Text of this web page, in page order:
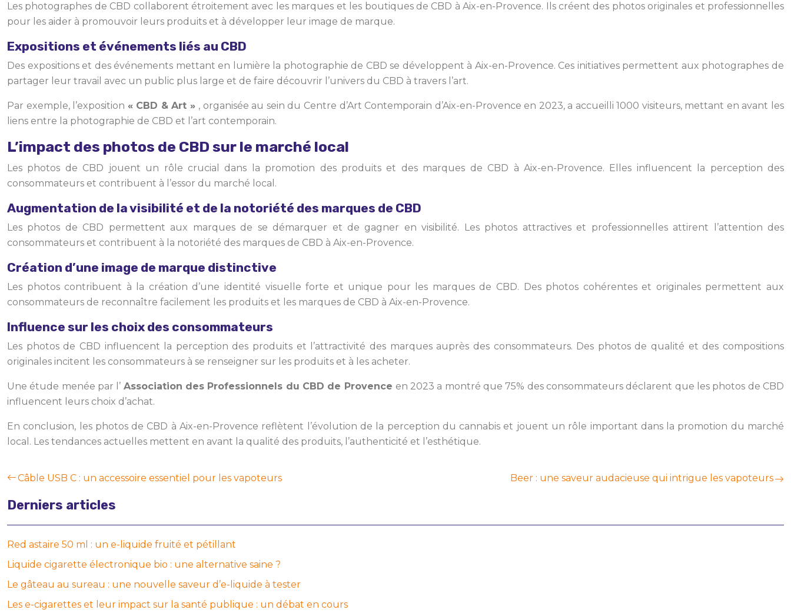
Les photographes de CBD collaborent étroitement avec les marques et les boutiques de CBD à Aix-en-Provence. Ils créent des photos originales et professionnelles
pour les aider à promouvoir leurs produits et à développer leur image de marque.
Expositions et événements liés au CBD
Des expositions et des événements mettant en lumière la photographie de CBD se développent à Aix-en-Provence. Ces initiatives permettent aux photographes de
partager leur travail avec un public plus large et de faire découvrir l’univers du CBD à travers l’art.
Par exemple, l’exposition « CBD & Art » , organisée au sein du Centre d’Art Contemporain d’Aix-en-Provence en 2023, a accueilli 1000 visiteurs, mettant en avant les
liens entre la photographie de CBD et l’art contemporain.
L’impact des photos de CBD sur le marché local
Les photos de CBD jouent un rôle crucial dans la promotion des produits et des marques de CBD à Aix-en-Provence. Elles influencent la perception des
consommateurs et contribuent à l’essor du marché local.
Augmentation de la visibilité et de la notoriété des marques de CBD
Les photos de CBD permettent aux marques de se démarquer et de gagner en visibilité. Les photos attractives et professionnelles attirent l’attention des
consommateurs et contribuent à la notoriété des marques de CBD à Aix-en-Provence.
Création d’une image de marque distinctive
Les photos contribuent à la création d’une identité visuelle forte et unique pour les marques de CBD. Des photos cohérentes et originales permettent aux
consommateurs de reconnaître facilement les produits et les marques de CBD à Aix-en-Provence.
Influence sur les choix des consommateurs
Les photos de CBD influencent la perception des produits et l’attractivité des marques auprès des consommateurs. Des photos de qualité et des compositions
originales incitent les consommateurs à se renseigner sur les produits et à les acheter.
Une étude menée par l’ Association des Professionnels du CBD de Provence en 2023 a montré que 75% des consommateurs déclarent que les photos de CBD
influencent leurs choix d’achat.
En conclusion, les photos de CBD à Aix-en-Provence reflètent l’évolution de la perception du cannabis et jouent un rôle important dans la promotion du marché
local. Les tendances actuelles mettent en avant la qualité des produits, l’authenticité et l’esthétique.
Câble USB C : un accessoire essentiel pour les vapoteurs Beer : une saveur audacieuse qui intrigue les vapoteurs
Derniers articles
Red astaire 50 ml : un e-liquide fruité et pétillant
Liquide cigarette électronique bio : une alternative saine ?
Le gâteau au sureau : une nouvelle saveur d’e-liquide à tester
Les e-cigarettes et leur impact sur la santé publique : un débat en cours